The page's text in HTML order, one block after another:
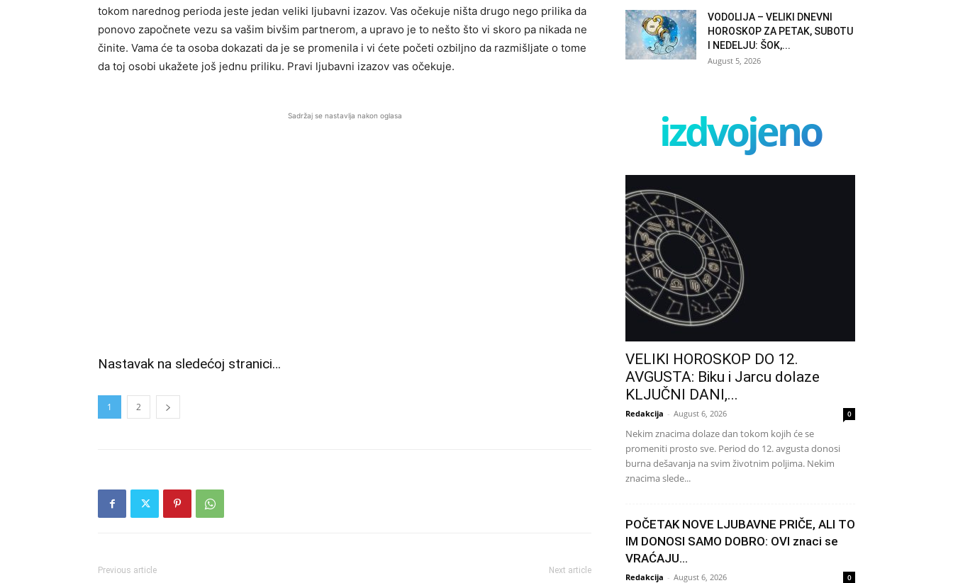
tokom narednog perioda jeste jedan veliki ljubavni izazov. Vas očekuje ništa drugo nego prilika da
ponovo započnete vezu sa vašim bivšim partnerom, a upravo je to nešto što vi skoro pa nikada ne
činite. Vama će ta osoba dokazati da je se promenila i vi ćete početi ozbiljno da razmišljate o tome
da toj osobi ukažete još jednu priliku. Pravi ljubavni izazov vas očekuje.
Sadržaj se nastavlja nakon oglasa
Nastavak na sledećoj stranici…
1 2
Previous article Next article
VODOLIJA – VELIKI DNEVNI
HOROSKOP ZA PETAK, SUBOTU
I NEDELJU: ŠOK,...
August 5, 2026
izdvojeno
VELIKI HOROSKOP DO 12.
AVGUSTA: Biku i Jarcu dolaze
KLJUČNI DANI,...
Redakcija - August 6, 2026 0
Nekim znacima dolaze dan tokom kojih će se
promeniti prosto sve. Period do 12. avgusta donosi
burna dešavanja na svim životnim poljima. Nekim
znacima slede...
POČETAK NOVE LJUBAVNE PRIČE, ALI TO
IM DONOSI SAMO DOBRO: OVI znaci se
VRAĆAJU...
Redakcija - August 6, 2026 0